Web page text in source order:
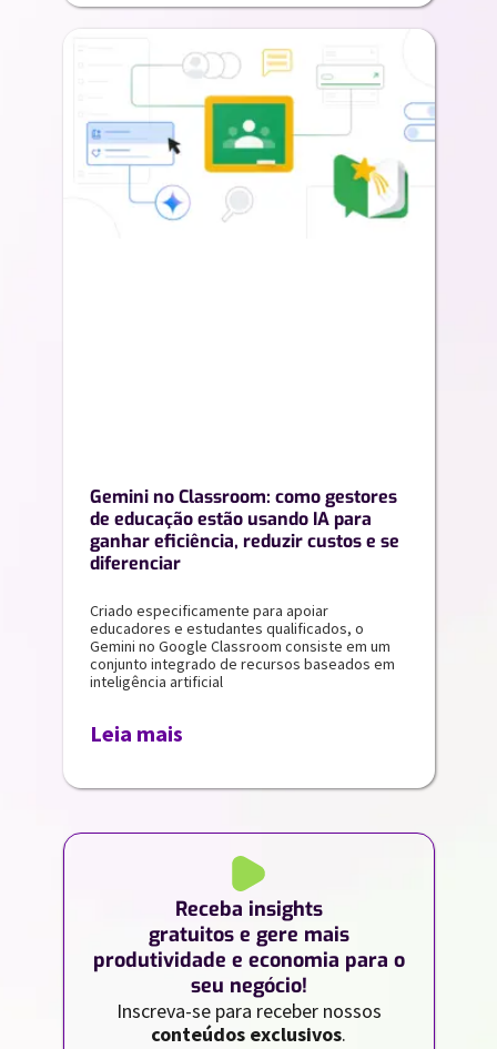
Gemini no Classroom: como gestores
de educação estão usando IA para
ganhar eficiência, reduzir custos e se
diferenciar
Criado especificamente para apoiar
educadores e estudantes qualificados, o
Gemini no Google Classroom consiste em um
conjunto integrado de recursos baseados em
inteligência artificial
Leia mais
Receba insights
gratuitos e gere mais
produtividade e economia para o
seu negócio!
Inscreva-se para receber nossos
conteúdos exclusivos.